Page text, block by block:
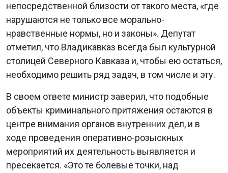
непосредственной близости от такого места, «где
нарушаются не только все морально-
нравственные нормы, но и законы». Депутат
отметил, что Владикавказ всегда был культурной
столицей Северного Кавказа и, чтобы ею остаться,
необходимо решить ряд задач, в том числе и эту.
В своем ответе министр заверил, что подобные
объекты криминального притяжения остаются в
центре внимания органов внутренних дел, и в
ходе проведения оперативно-розыскных
мероприятий их деятельность выявляется и
пресекается. «Это те болевые точки, над